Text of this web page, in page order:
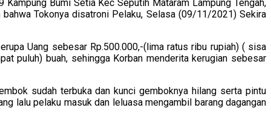
Bumi Setia Kec Seputih Mataram Lampung Tengah,
Tokonya disatroni Pelaku, Selasa (09/11/2021) Sekira
Uang sebesar Rp.500.000,-(lima ratus ribu rupiah) ( sisa
puluh) buah, sehingga Korban menderita kerugian sebesar
sudah terbuka dan kunci gemboknya hilang serta pintu
lalu pelaku masuk dan leluasa mengambil barang dagangan